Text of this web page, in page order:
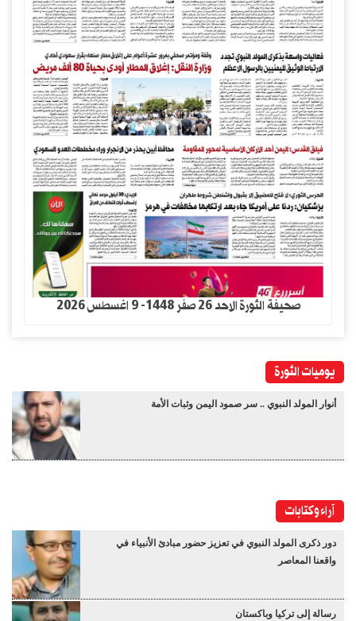
صحيفة الثورة الاحد 26 صفر 1448- 9 اغسطس 2026
يوميات الثورة
أنوار المولد النبوي .. سر صمود اليمن وثبات الأمة
آراء وكتابات
دور ذكرى المولد النبوي في تعزيز حضور مبادئ الأنبياء في
واقعنا المعاصر
رسالة إلى تركيا وباكستان